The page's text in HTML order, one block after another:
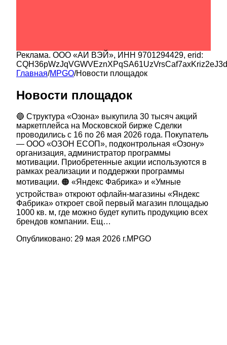
Реклама. ООО «АИ ВЭЙ», ИНН 9701294429, erid:
Главная/MPGO/Новости площадок
Новости площадок
🔵 Структура «Озона» выкупила 30 тысяч акций
маркетплейса на Московской бирже Сделки
проводились с 16 по 26 мая 2026 года. Покупатель
— ООО «ОЗОН ЕСОП», подконтрольная «Озону»
организация, администратор программы
мотивации. Приобретенные акции используются в
рамках реализации и поддержки программы
мотивации. 🟠 «Яндекс Фабрика» и «Умные
устройства» откроют офлайн-магазины «Яндекс
Фабрика» откроет свой первый магазин площадью
1000 кв. м, где можно будет купить продукцию всех
брендов компании. Ещ…
Опубликовано: 29 мая 2026 г.MPGO